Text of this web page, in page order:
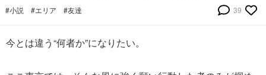
#小説 #エリア #友達 39
今とは違う“何者か”になりたい。